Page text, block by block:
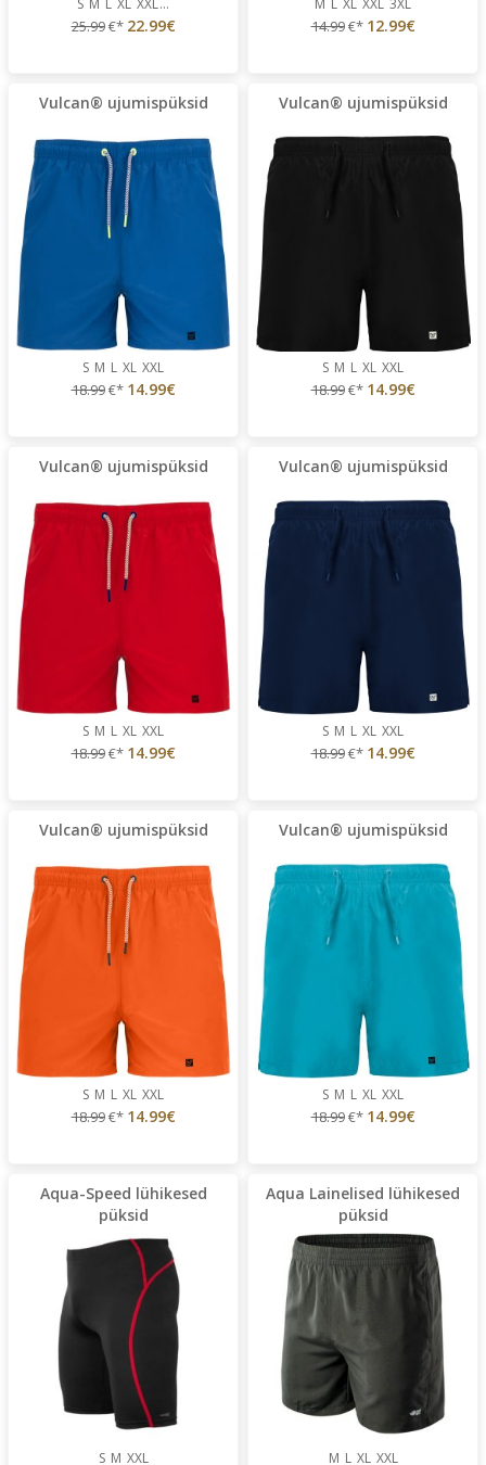
S M L XL XXL...
25.99€* 22.99€
M L XL XXL 3XL
14.99€* 12.99€
Vulcan® ujumispüksid
S M L XL XXL
18.99€* 14.99€
Vulcan® ujumispüksid
S M L XL XXL
18.99€* 14.99€
Vulcan® ujumispüksid
S M L XL XXL
18.99€* 14.99€
Vulcan® ujumispüksid
S M L XL XXL
18.99€* 14.99€
Vulcan® ujumispüksid
S M L XL XXL
18.99€* 14.99€
Vulcan® ujumispüksid
S M L XL XXL
18.99€* 14.99€
Aqua-Speed lühikesed
püksid
S M XXL
Aqua Lainelised lühikesed
püksid
M L XL XXL